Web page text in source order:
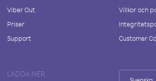
Viber Out
Priser
Support
Villkor och
Customer
LADDA NER